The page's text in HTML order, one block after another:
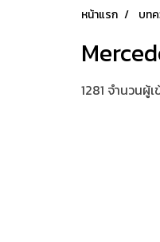
หน้าแรก บท
1281 จำนวนผู้